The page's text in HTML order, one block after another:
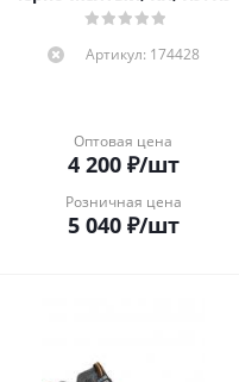
Артикул: 174428
Оптовая цена
4 200₽/шт
Розничная цена
5 040₽/шт